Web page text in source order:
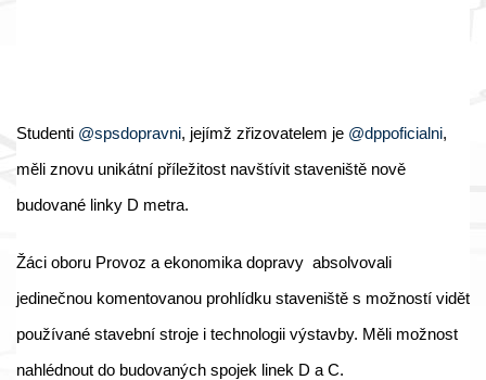
Studenti @spsdopravni, jejímž zřizovatelem je @dppoficialni,
měli znovu unikátní příležitost navštívit staveniště nově
budované linky D metra.
Žáci oboru Provoz a ekonomika dopravy absolvovali
jedinečnou komentovanou prohlídku staveniště s možností vidět
používané stavební stroje i technologii výstavby. Měli možnost
nahlédnout do budovaných spojek linek D a C.